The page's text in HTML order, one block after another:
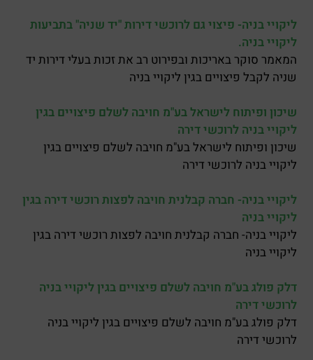
ליקויי בניה- פיצוי גם לרוכשי דירות "יד שניה" בתביעות
ליקויי בניה.
המאמר סוקר באריכות ובפירוט רב את זכות בעלי דירות יד
שניה לקבל פיצויים בגין ליקויי בניה
שיכון ופיתוח לישראל בע"מ חויבה לשלם פיצויים בגין
ליקויי בניה לרוכשי דירה
שיכון ופיתוח לישראל בע"מ חויבה לשלם פיצויים בגין
ליקויי בניה לרוכשי דירה
ליקויי בניה- חברה קבלנית חויבה לפצות רוכשי דירה בגין
ליקויי בניה
ליקויי בניה- חברה קבלנית חויבה לפצות רוכשי דירה בגין
ליקויי בניה
דלק פולג בע"מ חויבה לשלם פיצויים בגין ליקויי בניה
לרוכשי דירה
דלק פולג בע"מ חויבה לשלם פיצויים בגין ליקויי בניה
לרוכשי דירה